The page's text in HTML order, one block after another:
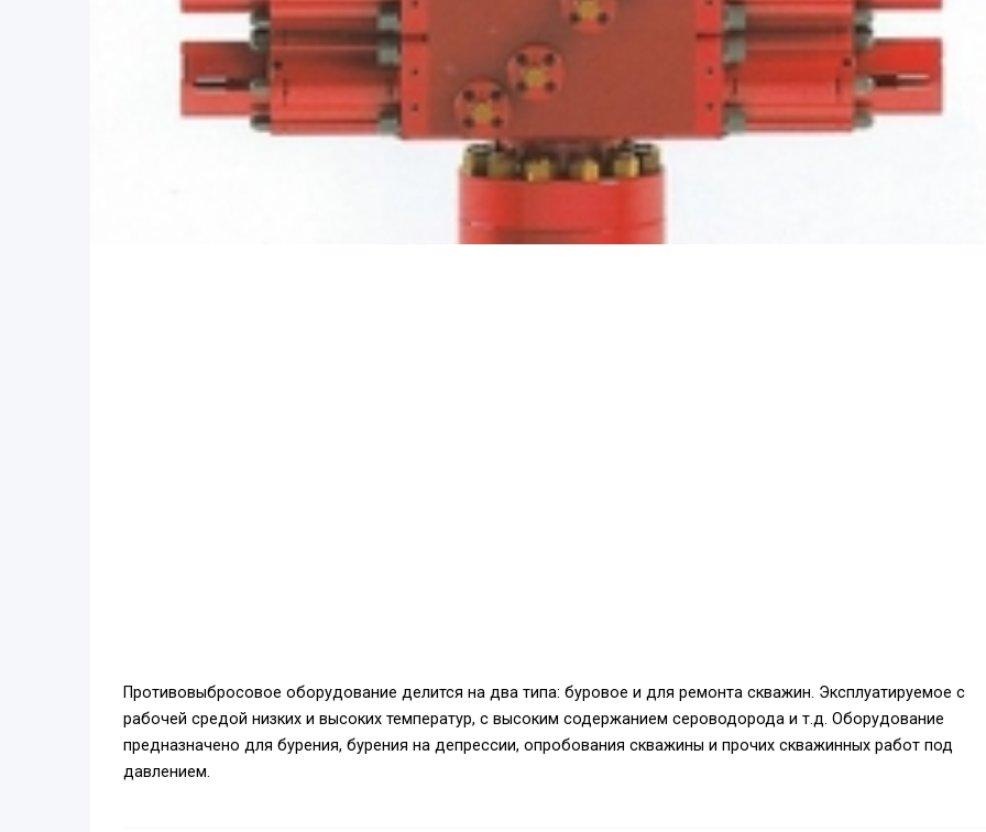
Противовыбросовое оборудование делится на два типа: буровое и для ремонта скважин. Эксплуатируемое с
рабочей средой низких и высоких температур, с высоким содержанием сероводорода и т.д. Оборудование
предназначено для бурения, бурения на депрессии, опробования скважины и прочих скважинных работ под
давлением.